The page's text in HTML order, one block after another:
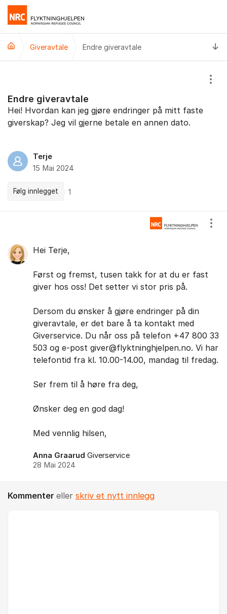
Gå til innhold
Giveravtale Endre giveravtale
Endre giveravtale
Vis/
Hei! Hvordan kan jeg gjøre endringer på mitt faste
giverskap? Jeg vil gjerne betale en annen dato.
Terje
15 Mai 2024
Følg innlegget 1
Hei Terje,
Først og fremst, tusen takk for at du er fast
giver hos oss! Det setter vi stor pris på.
Dersom du ønsker å gjøre endringer på din
giveravtale, er det bare å ta kontakt med
Giverservice. Du når oss på telefon +47 800 33
503 og e-post giver@flyktninghjelpen.no. Vi har
telefontid fra kl. 10.00-14.00, mandag til fredag.
Ser frem til å høre fra deg,
Ønsker deg en god dag!
Med vennlig hilsen,
Anna Graarud Giverservice
28 Mai 2024
Vis/
Kommenter eller skriv et nytt innlegg